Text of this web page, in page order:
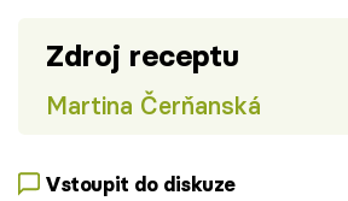
Zdroj receptu
Martina Čerňanská
Vstoupit do diskuze